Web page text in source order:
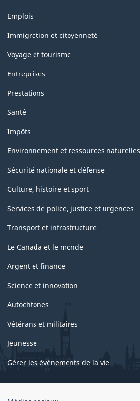
Thèmes
sujets
Emplois
Immigration et citoyenneté
Voyage et tourisme
Entreprises
Prestations
Santé
Impôts
Environnement et ressources naturelles
Sécurité nationale et défense
Culture, histoire et sport
Services de police, justice et urgences
Transport et infrastructure
Le Canada et le monde
Argent et finance
Science et innovation
Autochtones
Vétérans et militaires
Jeunesse
Gérer les événements de la vie